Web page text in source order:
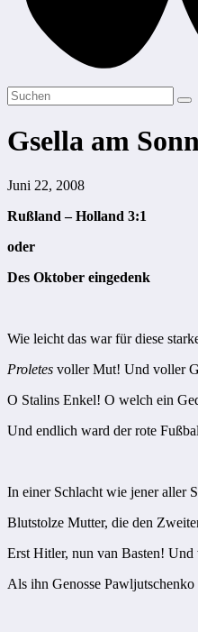
Gsella am
Juni 22, 2008
Rußland – Holland 3:1
oder
Des Oktober eingedenk
Wie leicht das war für diese
Proletes voller Mut! Und voller
O Stalins Enkel! O welch ein
Und endlich ward der rote
In einer Schlacht wie jener aller
Blutstolze Mutter, die den
Erst Hitler, nun van Basten! Und
Als ihn Genosse Pawljutschenko